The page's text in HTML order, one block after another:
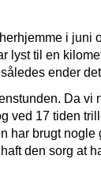
i
lyst til en
ender
Da
ved 17 tiden
har brugt
den sorg at